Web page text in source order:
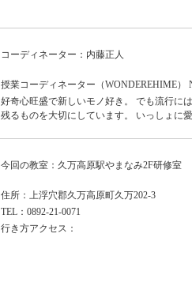
コーディネーター：内藤正人
授業コーディネーター（WONDEREHIME）
好奇心旺盛で新しいモノ好き。 でも流行に
残るものを大切にしています。 いっしょに
今回の教室：久万高原駅やまなみ2F研修室
住所：上浮穴郡久万高原町久万202-3
TEL：0892-21-0071
行き方アクセス：